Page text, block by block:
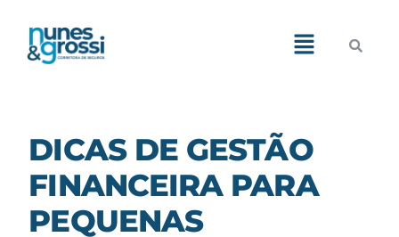
DICAS DE GESTÃO
FINANCEIRA PARA
PEQUENAS
Pages
Features
Blog